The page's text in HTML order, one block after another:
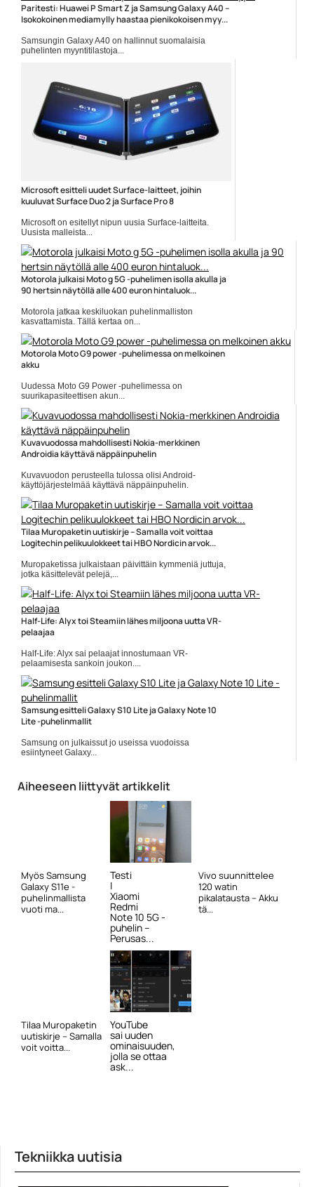
Paritesti: Huawei P Smart Z ja Samsung Galaxy A40 –
Isokokoinen mediamylly haastaa pienikokoisen myy...
Samsungin Galaxy A40 on hallinnut suomalaisia
puhelinten myyntitilastoja...
Microsoft esitteli uudet Surface-laitteet, joihin
kuuluvat Surface Duo 2 ja Surface Pro 8
Microsoft on esitellyt nipun uusia Surface-laitteita.
Uusista malleista...
Microsoft
Motorola julkaisi Moto g 5G -puhelimen isolla akulla ja
90 hertsin näytöllä alle 400 euron hintaluok...
Motorola jatkaa keskiluokan puhelinmalliston
kasvattamista. Tällä kertaa on...
5g
Motorola Moto G9 power -puhelimessa on melkoinen
akku
Uudessa Moto G9 Power -puhelimessa on
suurikapasiteettisen akun...
Mobiili
Kuvavuodossa mahdollisesti Nokia-merkkinen
Androidia käyttävä näppäinpuhelin
Kuvavuodon perusteella tulossa olisi Android-
käyttöjärjestelmää käyttävä näppäinpuhelin.
Puhelimen...
HMD Global
Tilaa Muropaketin uutiskirje – Samalla voit voittaa
Logitechin pelikuulokkeet tai HBO Nordicin arvok...
Muropaketissa julkaistaan päivittäin kymmeniä juttuja,
jotka käsittelevät pelejä,...
Elokuvauutiset
Half-Life: Alyx toi Steamiin lähes miljoona uutta VR-
pelaajaa
Half-Life: Alyx sai pelaajat innostumaan VR-
pelaamisesta sankoin joukon....
Half-Life Alyx
Samsung esitteli Galaxy S10 Lite ja Galaxy Note 10
Lite -puhelinmallit
Samsung on julkaissut jo useissa vuodoissa
esiintyneet Galaxy...
Aiheeseen liittyvät artikkelit
Myös Samsung
Galaxy S11e -
puhelinmallista
vuoti ma...
Testi
|
Xiaomi
Redmi
Note 10 5G -
puhelin –
Perusas...
Vivo suunnittelee
120 watin
pikalatausta – Akku
tä...
Tilaa Muropaketin
uutiskirje – Samalla
voit voitta...
YouTube
sai uuden
ominaisuuden,
jolla se ottaa
ask...
Tekniikka uutisia